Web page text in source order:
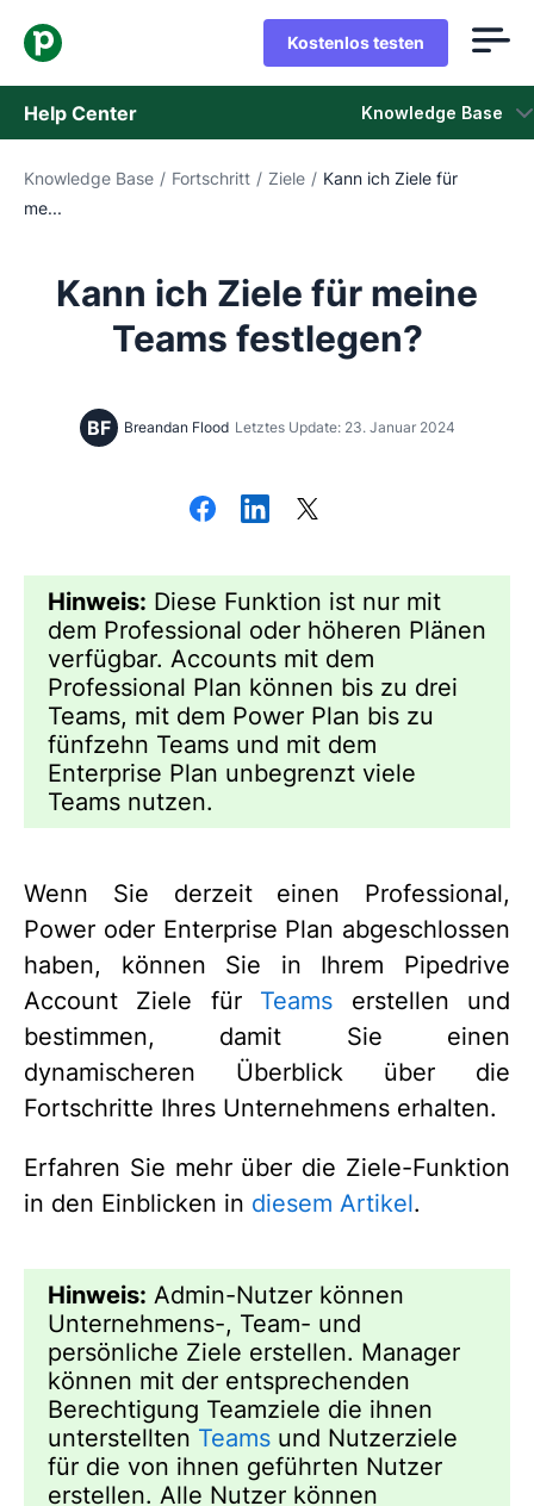
Kostenlos testen
Help Center Knowledge Base
Knowledge Base
Support kontaktieren
Knowledge Base / Fortschritt / Ziele / Kann ich Ziele für
me...
Kann ich Ziele für meine
Teams festlegen?
BF Breandan Flood Letztes Update: 23. Januar 2024
Hinweis: Diese Funktion ist nur mit
dem Professional oder höheren Plänen
verfügbar. Accounts mit dem
Professional Plan können bis zu drei
Teams, mit dem Power Plan bis zu
fünfzehn Teams und mit dem
Enterprise Plan unbegrenzt viele
Teams nutzen.
Wenn Sie derzeit einen Professional,
Power oder Enterprise Plan abgeschlossen
haben, können Sie in Ihrem Pipedrive
Account Ziele für Teams erstellen und
bestimmen, damit Sie einen
dynamischeren Überblick über die
Fortschritte Ihres Unternehmens erhalten.
Erfahren Sie mehr über die Ziele-Funktion
in den Einblicken in diesem Artikel.
Hinweis: Admin-Nutzer können
Unternehmens-, Team- und
persönliche Ziele erstellen. Manager
können mit der entsprechenden
Berechtigung Teamziele die ihnen
unterstellten Teams und Nutzerziele
für die von ihnen geführten Nutzer
erstellen. Alle Nutzer können